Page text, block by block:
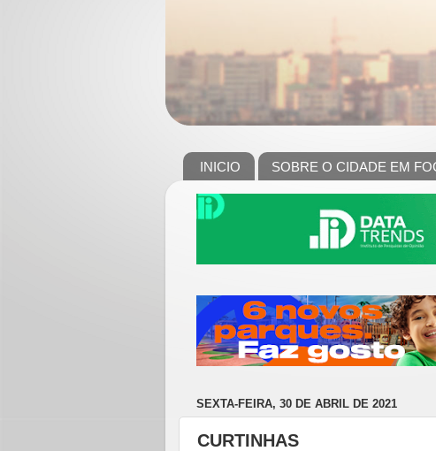
INICIO SOBRE O CIDADE EM
SEXTA-FEIRA, 30 DE ABRIL DE 2021
CURTINHAS